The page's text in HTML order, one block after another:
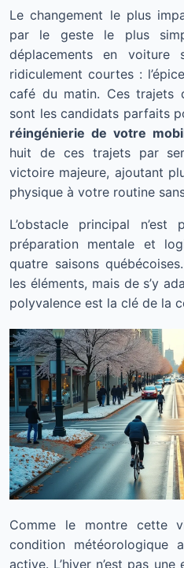
Le changement le plus
par le geste le plus
déplacements en voiture
ridiculement courtes :
café du matin. Ces trajets
sont les candidats parfaits
réingénierie de votre
huit de ces trajets par
victoire majeure, ajoutant
physique à votre routine
L’obstacle principal
préparation mentale et
quatre saisons
les éléments, mais de s’y
polyvalence est la clé de la
Comme le montre cette
condition météorologique
active. L’hiver n’est pas